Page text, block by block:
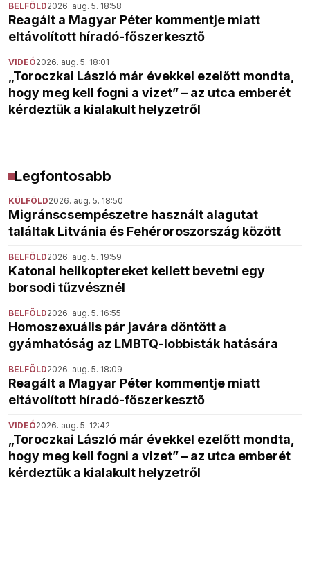
BELFÖLD2026. aug. 5. 18:58
Reagált a Magyar Péter kommentje miatt
eltávolított híradó-főszerkesztő
VIDEÓ2026. aug. 5. 18:01
„Toroczkai László már évekkel ezelőtt mondta,
hogy meg kell fogni a vizet” – az utca emberét
kérdeztük a kialakult helyzetről
Legfontosabb
KÜLFÖLD2026. aug. 5. 18:50
Migránscsempészetre használt alagutat
találtak Litvánia és Fehéroroszország között
BELFÖLD2026. aug. 5. 19:59
Katonai helikoptereket kellett bevetni egy
borsodi tűzvésznél
BELFÖLD2026. aug. 5. 16:55
Homoszexuális pár javára döntött a
gyámhatóság az LMBTQ-lobbisták hatására
BELFÖLD2026. aug. 5. 18:09
Reagált a Magyar Péter kommentje miatt
eltávolított híradó-főszerkesztő
VIDEÓ2026. aug. 5. 12:42
„Toroczkai László már évekkel ezelőtt mondta,
hogy meg kell fogni a vizet” – az utca emberét
kérdeztük a kialakult helyzetről